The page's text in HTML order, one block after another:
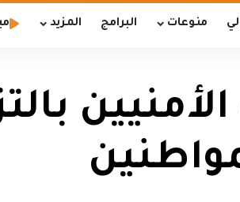
منوعات البرامج المزيد